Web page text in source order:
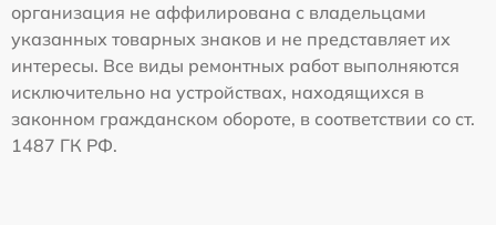
организация не аффилирована с владельцами
указанных товарных знаков и не представляет их
интересы. Все виды ремонтных работ выполняются
исключительно на устройствах, находящихся в
законном гражданском обороте, в соответствии со ст.
1487 ГК РФ.